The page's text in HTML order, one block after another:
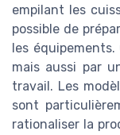
empilant les
possible de
les
mais aussi par
travail. Les
sont
rationaliser la